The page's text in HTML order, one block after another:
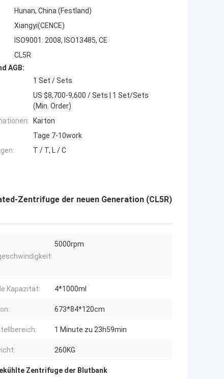
Hunan, China (Festland)
Xiangyi(CENCE)
ISO9001: 2008, ISO13485, CE
CL5R
AGB:
1 Set / Sets
US $8,700-9,600 / Sets | 1 Set/Sets
(Min. Order)
Karton
Tage 7-10work
T / T, L / C
Zentrifuge der neuen Generation (CL5R)
5000rpm
Kapazität: 4*1000ml
673*84*120cm
1 Minute zu 23h59min
260KG
Zentrifuge der Blutbank